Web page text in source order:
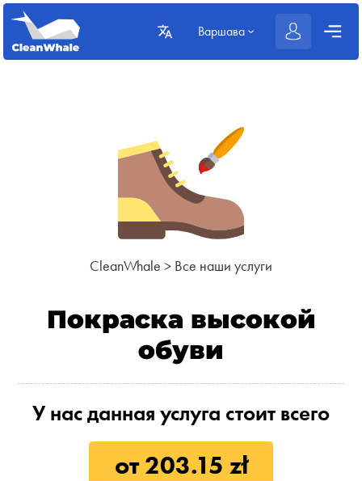
Варшава
CleanWhale > Все наши услуги
Покраска высокой
обуви
У нас данная услуга стоит всего
от 203.15 zł